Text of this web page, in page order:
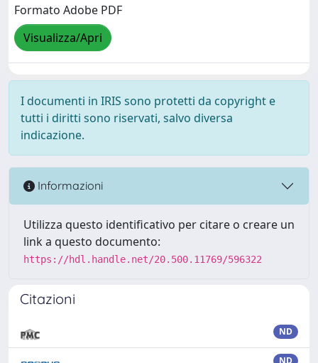
Formato Adobe PDF
Visualizza/Apri
I documenti in IRIS sono protetti da copyright e
tutti i diritti sono riservati, salvo diversa
indicazione.
Informazioni
Utilizza questo identificativo per citare o creare un
link a questo documento:
https://hdl.handle.net/20.500.11769/596322
Citazioni
ND